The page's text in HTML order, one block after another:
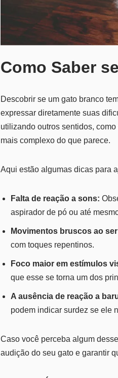
Como Saber
Descobrir se um gato branco
expressar diretamente suas
utilizando outros sentidos,
mais complexo do que parece.
Aqui estão algumas dicas para
Falta de reação a sons:
aspirador de pó ou até
Movimentos bruscos ao
com toques repentinos.
Foco maior em estímulos
que esse se torna um dos
A ausência de reação a
podem indicar surdez se ele
Caso você perceba algum
audição do seu gato e garantir